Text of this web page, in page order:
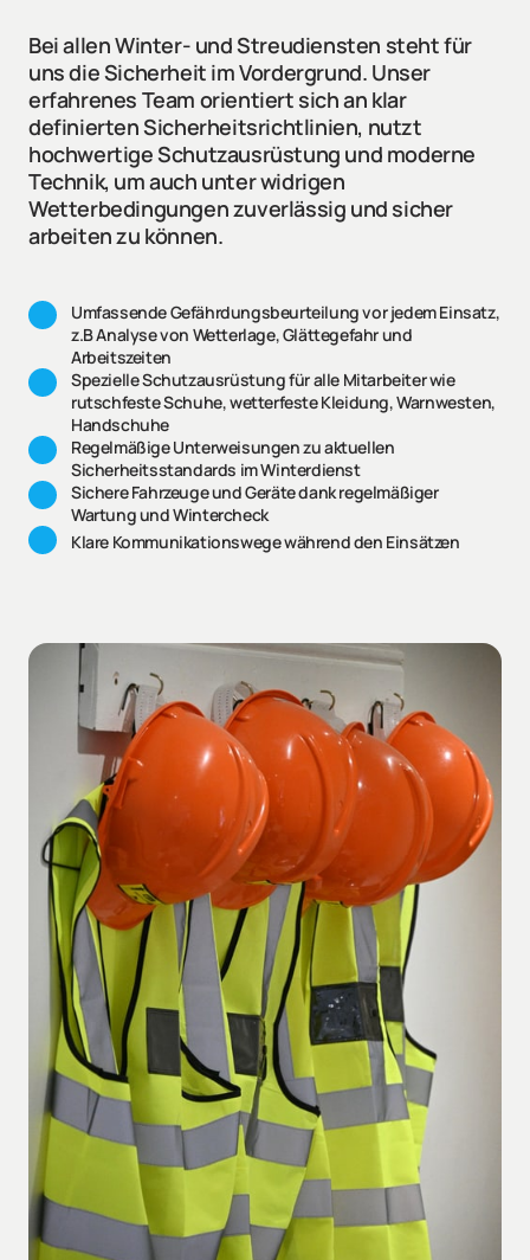
Bei allen Winter- und Streudiensten steht für
uns die Sicherheit im Vordergrund. Unser
erfahrenes Team orientiert sich an klar
definierten Sicherheitsrichtlinien, nutzt
hochwertige Schutzausrüstung und moderne
Technik, um auch unter widrigen
Wetterbedingungen zuverlässig und sicher
arbeiten zu können.
Umfassende Gefährdungsbeurteilung vor jedem Einsatz,
z.B Analyse von Wetterlage, Glättegefahr und
Arbeitszeiten
Spezielle Schutzausrüstung für alle Mitarbeiter wie
rutschfeste Schuhe, wetterfeste Kleidung, Warnwesten,
Handschuhe
Regelmäßige Unterweisungen zu aktuellen
Sicherheitsstandards im Winterdienst
Sichere Fahrzeuge und Geräte dank regelmäßiger
Wartung und Wintercheck
Klare Kommunikationswege während den Einsätzen